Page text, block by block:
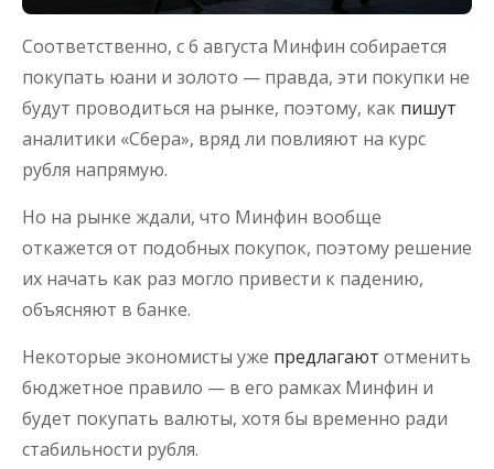
Соответственно, с 6 августа Минфин собирается
покупать юани и золото — правда, эти покупки не
будут проводиться на рынке, поэтому, как пишут
аналитики «Сбера», вряд ли повлияют на курс
рубля напрямую.
Но на рынке ждали, что Минфин вообще
откажется от подобных покупок, поэтому решение
их начать как раз могло привести к падению,
объясняют в банке.
Некоторые экономисты уже предлагают отменить
бюджетное правило — в его рамках Минфин и
будет покупать валюты, хотя бы временно ради
стабильности рубля.